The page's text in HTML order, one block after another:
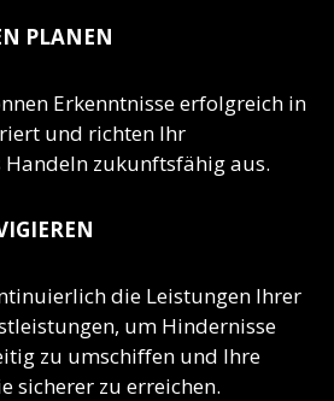
PLANEN
Erkenntnisse erfolgreich in
und richten Ihr
zukunftsfähig aus.
die Leistungen Ihrer
um Hindernisse
zu umschiffen und Ihre
sicherer zu erreichen.